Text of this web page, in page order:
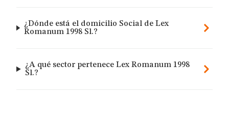
¿Dónde está el domicilio Social de Lex
Romanum 1998 Sl.?
¿A qué sector pertenece Lex Romanum 1998
Sl.?